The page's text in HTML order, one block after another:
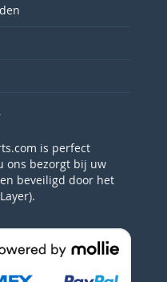
is perfect
ons bezorgt bij uw
beveiligd door het